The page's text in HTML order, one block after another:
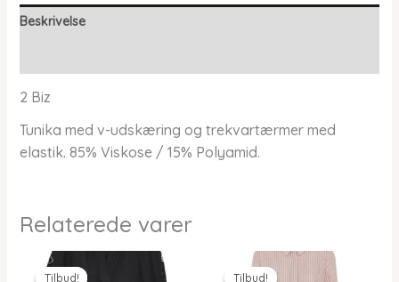
Beskrivelse
2 Biz
Tunika med v-udskæring og trekvartærmer med
elastik. 85% Viskose / 15% Polyamid.
Relaterede varer
Tilbud!
Tilbud! Tilbud!
Tilbud!